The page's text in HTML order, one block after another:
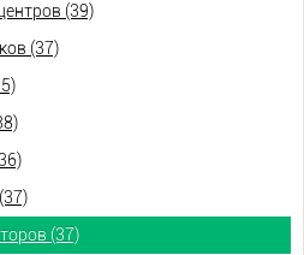
(39)
(37)
(37)